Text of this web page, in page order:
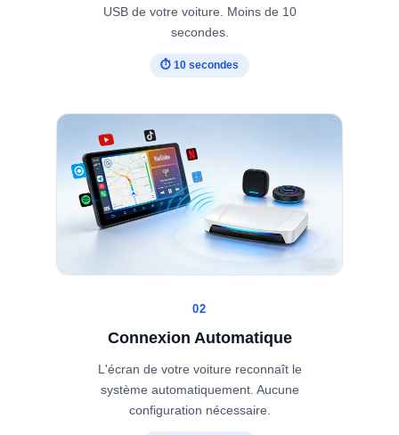
USB de votre voiture. Moins de 10
secondes.
⏱ 10 secondes
02
Connexion Automatique
L'écran de votre voiture reconnaît le
système automatiquement. Aucune
configuration nécessaire.